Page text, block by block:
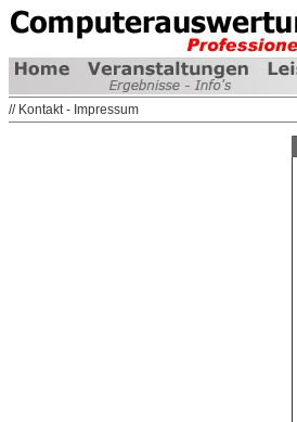
// Kontakt - Impressum